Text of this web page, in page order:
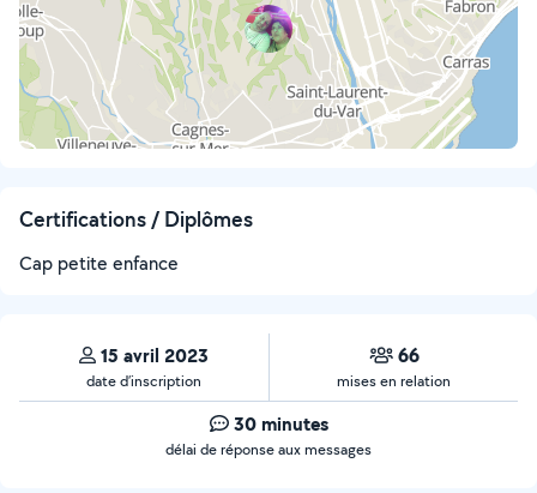
Certifications / Diplômes
Cap petite enfance
15 avril 2023
date d’inscription
66
mises en relation
30 minutes
délai de réponse aux messages